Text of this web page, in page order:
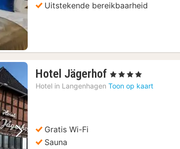
Uitstekende bereikbaarheid
Volgende foto
Hotel Jägerhof 1
nacht
, 4 Sterren
Hotel in Langenhagen Toon op kaart
Gratis Wi-Fi
Sauna